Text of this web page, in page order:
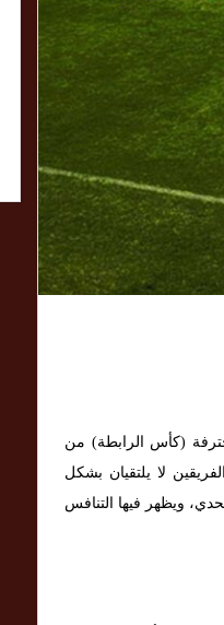
(كأس الرابطة) من
لا يلتقيان بشكل
ويظهر فيها التنافس